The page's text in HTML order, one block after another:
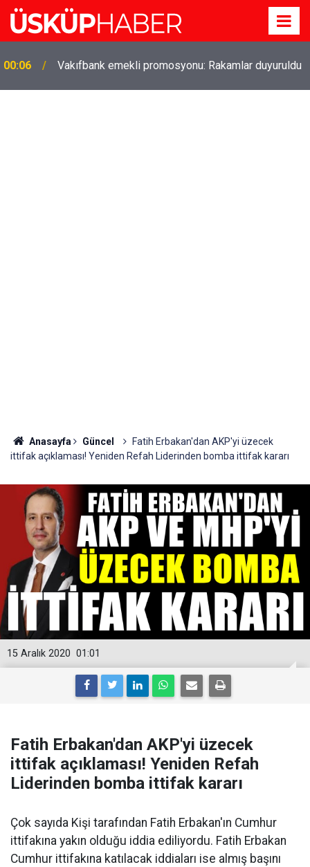
00:06 Vakıfbank emekli promosyonu: Rakamlar duyuruldu
19:21
Gözde oldu! Hem köy hem mahalle hayatı iç içe!
İzmir'deki doğal semt
Anasayfa Güncel
Fatih Erbakan'dan AKP'yi üzecek
ittifak açıklaması! Yeniden Refah Liderinden bomba ittifak kararı
01:01
15 Aralık 2020
Fatih Erbakan'dan AKP'yi üzecek
ittifak açıklaması! Yeniden Refah
Liderinden bomba ittifak kararı
Çok sayıda Kişi tarafından Fatih Erbakan'ın Cumhur
ittifakına yakın olduğu iddia ediliyordu. Fatih Erbakan
Cumhur ittifakına katılacak iddiaları ise almış başını